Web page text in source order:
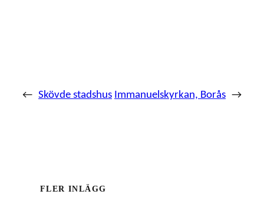
← Skövde stadshus Immanuelskyrkan, Borås →
FLER INLÄGG